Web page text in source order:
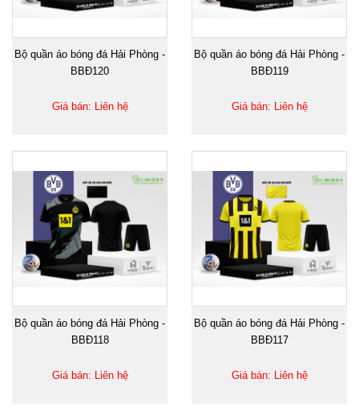
Bộ quần áo bóng đá Hải Phòng -
BBĐ120
Giá bán: Liên hệ
Bộ quần áo bóng đá Hải Phòng -
BBĐ119
Giá bán: Liên hệ
Bộ quần áo bóng đá Hải Phòng -
BBĐ118
Giá bán: Liên hệ
Bộ quần áo bóng đá Hải Phòng -
BBĐ117
Giá bán: Liên hệ